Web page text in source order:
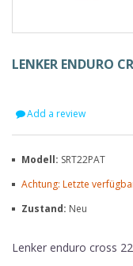
LENKER ENDURO
Add a review
Modell: SRT22PAT
Achtung: Letzte
Zustand: Neu
Lenker enduro cross